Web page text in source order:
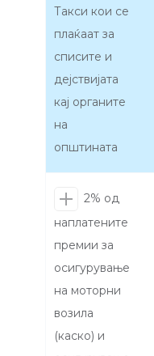
Такси кои се
плаќаат за
списите и
дејствијата
кај органите
на
општината
2% од
наплатените
премии за
осигурување
на моторни
возила
(каско) и